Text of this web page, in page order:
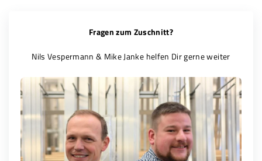
Fragen zum Zuschnitt?
Nils Vespermann & Mike Janke helfen Dir gerne weiter